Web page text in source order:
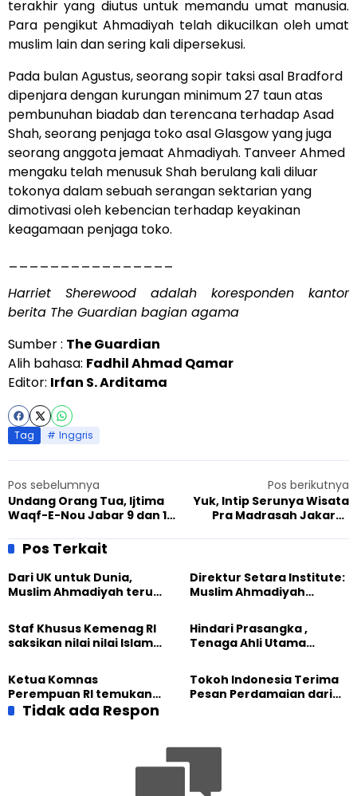
terakhir yang diutus untuk memandu umat manusia.
Para pengikut Ahmadiyah telah dikucilkan oleh umat
muslim lain dan sering kali dipersekusi.
Pada bulan Agustus, seorang sopir taksi asal Bradford
dipenjara dengan kurungan minimum 27 taun atas
pembunuhan biadab dan terencana terhadap Asad
Shah, seorang penjaga toko asal Glasgow yang juga
seorang anggota jemaat Ahmadiyah. Tanveer Ahmed
mengaku telah menusuk Shah berulang kali diluar
tokonya dalam sebuah serangan sektarian yang
dimotivasi oleh kebencian terhadap keyakinan
keagamaan penjaga toko.
Harriet Sherewood adalah koresponden kantor
berita The Guardian bagian agama
Sumber : The Guardian
Alih bahasa: Fadhil Ahmad Qamar
Editor: Irfan S. Arditama
Tag Inggris
Pos sebelumnya
Undang Orang Tua, Ijtima
Waqf-E-Nou Jabar 9 dan 10
Pos berikutnya
Yuk, Intip Serunya Wisata
Pra Madrasah Jakarta
Ragunan
Pos Terkait
Dari UK untuk Dunia,
Muslim Ahmadiyah terus
Kemanusiaan Global
Direktur Setara Institute:
Muslim Ahmadiyah
Dunia dari “Infrastruktur
Kemanusiaan”
Staf Khusus Kemenag RI
saksikan nilai nilai Islam
Internasional Muslim
Ahmadiyah UK 2026
Hindari Prasangka ,
Tenaga Ahli Utama
fakta langsung
kehidupan Muslim
Ahmadiyah di Inggris
Ketua Komnas
Perempuan RI temukan
optimisme
Tokoh Indonesia Terima
Pesan Perdamaian dari
Tidak ada Respon